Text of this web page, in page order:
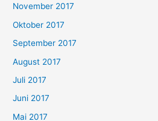
November 2017
Oktober 2017
September 2017
August 2017
Juli 2017
Juni 2017
Mai 2017